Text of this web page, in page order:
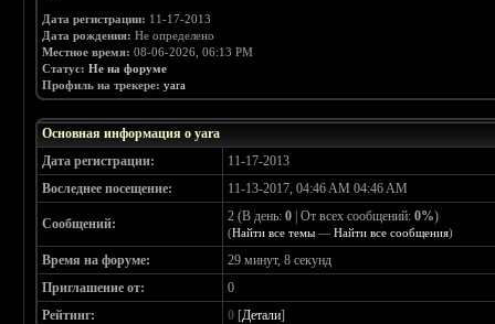
Дата регистрации: 11-17-2013
Дата рождения: Не определено
Местное время: 08-06-2026, 06:13 PM
Статус: Не на форуме
Профиль на трекере: yara
Основная информация о yara
Дата регистрации:
11-17-2013
Воследнее посещение:
11-13-2017, 04:46 AM 04:46 AM
Сообщений: 2 (В день:0 | От всех сообщений:0%)
(Найти все темы —Найти все сообщения)
Время на форуме:
29 минут, 8 секунд
Приглашение от:
0
Рейтинг:
0 [Детали]